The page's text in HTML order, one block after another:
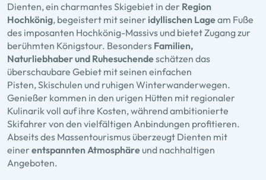
Dienten, ein charmantes Skigebiet in der Region
Hochkönig, begeistert mit seiner idyllischen Lageam Fuße
des imposanten Hochkönig-Massivs und bietet Zugang zur
berühmten Königstour. Besonders Familien,
Naturliebhaber und Ruhesuchendeschätzen das
überschaubare Gebiet mit seinen einfachen
Pisten, Skischulen und ruhigen Winterwanderwegen.
Genießer kommen in den urigen Hütten mit regionaler
Kulinarik voll auf ihre Kosten, während ambitionierte
Skifahrer von den vielfältigen Anbindungen profitieren.
Abseits des Massentourismus überzeugt Dienten mit
einer entspannten Atmosphäre und nachhaltigen
Angeboten.